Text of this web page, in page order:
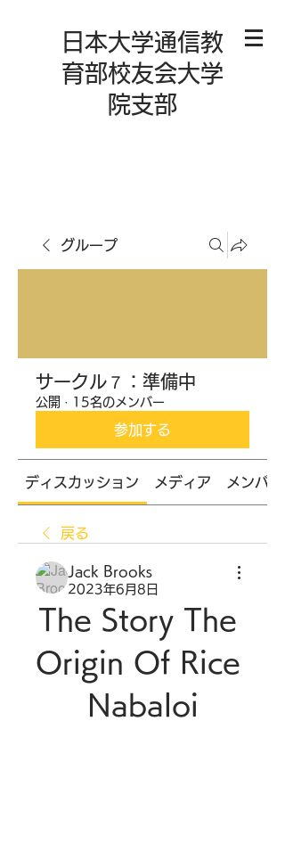
日本大学通信教
育部校友会大学
院支部
グループ
サークル７：準備中
公開 · 15名のメンバー
参加する
ディスカッション メディア メンバー
戻る
Jack Brooks
2023年6月8日
The Story The
Origin Of Rice
Nabaloi